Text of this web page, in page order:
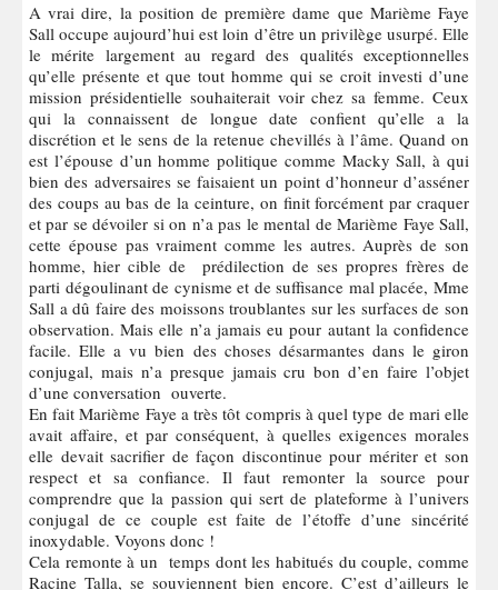
A vrai dire, la position de première dame que Marième Faye
Sall occupe aujourd’hui est loin d’être un privilège usurpé. Elle
le mérite largement au regard des qualités exceptionnelles
qu’elle présente et que tout homme qui se croit investi d’une
mission présidentielle souhaiterait voir chez sa femme. Ceux
qui la connaissent de longue date confient qu’elle a la
discrétion et le sens de la retenue chevillés à l’âme. Quand on
est l’épouse d’un homme politique comme Macky Sall, à qui
bien des adversaires se faisaient un point d’honneur d’asséner
des coups au bas de la ceinture, on finit forcément par craquer
et par se dévoiler si on n’a pas le mental de Marième Faye Sall,
cette épouse pas vraiment comme les autres. Auprès de son
homme, hier cible de prédilection de ses propres frères de
parti dégoulinant de cynisme et de suffisance mal placée, Mme
Sall a dû faire des moissons troublantes sur les surfaces de son
observation. Mais elle n’a jamais eu pour autant la confidence
facile. Elle a vu bien des choses désarmantes dans le giron
conjugal, mais n’a presque jamais cru bon d’en faire l’objet
d’une conversation ouverte.
En fait Marième Faye a très tôt compris à quel type de mari elle
avait affaire, et par conséquent, à quelles exigences morales
elle devait sacrifier de façon discontinue pour mériter et son
respect et sa confiance. Il faut remonter la source pour
comprendre que la passion qui sert de plateforme à l’univers
conjugal de ce couple est faite de l’étoffe d’une sincérité
inoxydable. Voyons donc !
Cela remonte à un temps dont les habitués du couple, comme
Racine Talla, se souviennent bien encore. C’est d’ailleurs le